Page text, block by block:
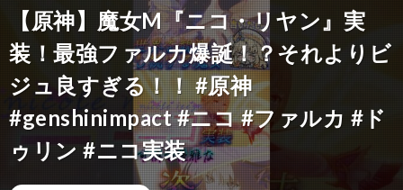
【原神】魔女M『ニコ・リヤン』実
装！最強ファルカ爆誕！？それよりビ
ジュ良すぎる！！ #原神
#genshinimpact #ニコ #ファルカ #ド
ゥリン #ニコ実装